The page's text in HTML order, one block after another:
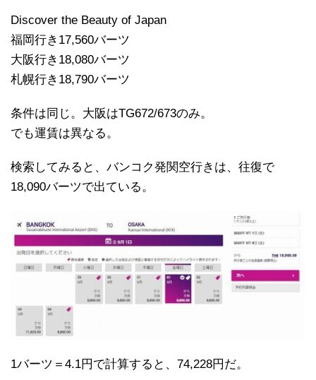
Discover the Beauty of Japan
福岡行き17,560バーツ
大阪行き18,080バーツ
札幌行き18,790バーツ
条件は同じ。大阪はTG672/673のみ。
でも運賃は異なる。
検索してみると、バンコク発関空行きは、往復で
18,090バーツで出ている。
1バーツ＝4.1円で計算すると、74,228円だ。